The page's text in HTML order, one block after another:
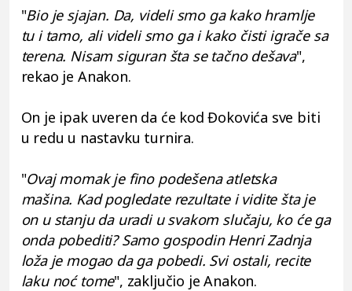
"Bio je sjajan. Da, videli smo ga kako hramlje
tu i tamo, ali videli smo ga i kako čisti igrače sa
terena. Nisam siguran šta se tačno dešava",
rekao je Anakon.
On je ipak uveren da će kod Đokovića sve biti
u redu u nastavku turnira.
"Ovaj momak je fino podešena atletska
mašina. Kad pogledate rezultate i vidite šta je
on u stanju da uradi u svakom slučaju, ko će ga
onda pobediti? Samo gospodin Henri Zadnja
loža je mogao da ga pobedi. Svi ostali, recite
laku noć tome", zaključio je Anakon.